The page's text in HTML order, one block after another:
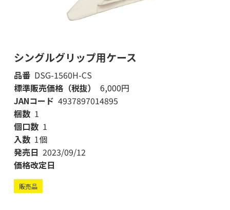
シングルグリップ用ケース
品番 DSG-1560H-CS
標準販売価格（税抜）
6,000円
JANコード 4937897014895
梱数 1
個口数 1
入数 1個
発売日 2023/09/12
価格改定日
販売品